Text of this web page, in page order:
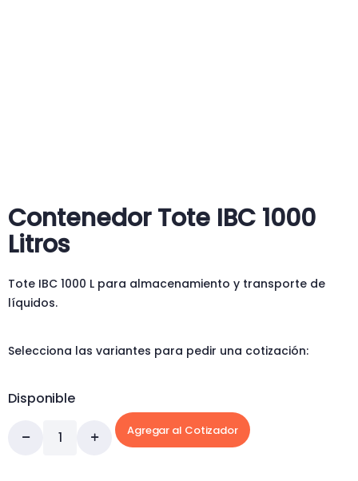
Contenedor Tote IBC 1000
Litros
Tote IBC 1000 L para almacenamiento y transporte de
líquidos.
Selecciona las variantes para pedir una cotización:
Disponible
Agregar al Cotizador